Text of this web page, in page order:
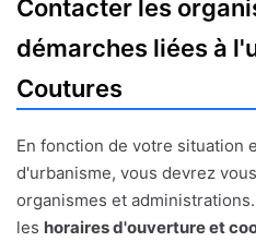
Contacter les
démarches liées à
Coutures
En fonction de votre situation
d'urbanisme, vous devrez
organismes et
les horaires d'ouverture et